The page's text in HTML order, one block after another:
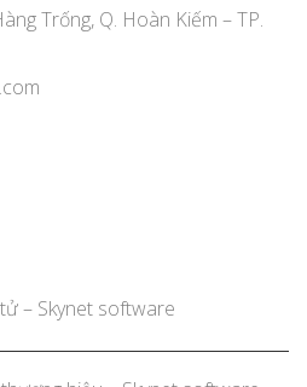
Trống, Q. Hoàn Kiếm – TP.
– Skynet software